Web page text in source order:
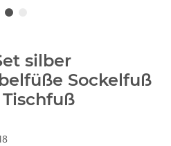
silber
Sockelfuß